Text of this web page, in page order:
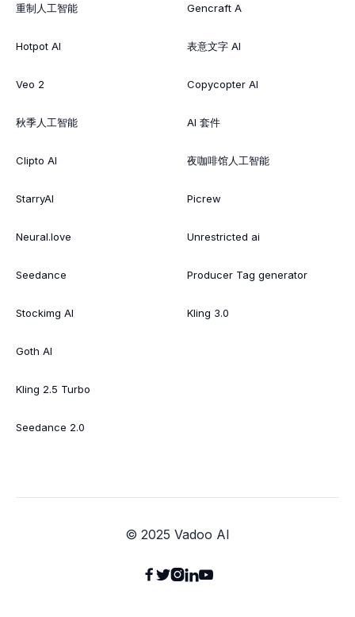
重制人工智能
Hotpot AI
Veo 2
秋季人工智能
Clipto AI
StarryAI
Neural.love
Seedance
Stockimg AI
Goth AI
Kling 2.5 Turbo
Seedance 2.0
Gencraft A
表意文字 AI
Copycopter AI
AI 套件
夜咖啡馆人工智能
Picrew
Unrestricted ai
Producer Tag generator
Kling 3.0
© 2025 Vadoo AI
 